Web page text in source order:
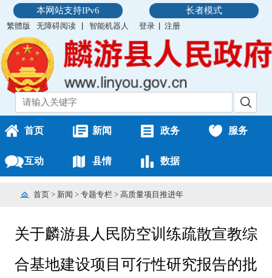
本网站支持IPv6 长者模式
繁體版 无障碍阅读 智能机器人 登录 注册
首页 新闻 政务 服务
互动 县情 数据
首页 > 新闻 > 专题专栏 > 高质量项目推进年
关于麟游县人民防空训练疏散宣教综
合基地建设项目可行性研究报告的批